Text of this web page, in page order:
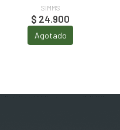
SIMMS
$ 24.900
Agotado